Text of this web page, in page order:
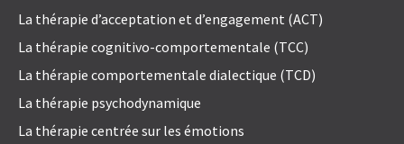
La thérapie d’acceptation et d’engagement (ACT)
La thérapie cognitivo-comportementale (TCC)
La thérapie comportementale dialectique (TCD)
La thérapie psychodynamique
La thérapie centrée sur les émotions